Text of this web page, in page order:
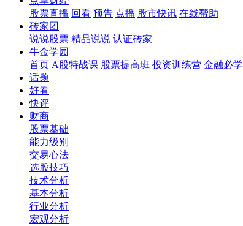
股票直播 回看 预告 点播 股市快讯 在线帮助
砖家团
说说股票 精品说说 认证砖家
牛金学园
首页 A股特战课 股票提高班 投资训练营 金融必学
话题
好看
快评
财商
股票基础
能力级别
交易心法
选股技巧
技术分析
基本分析
行业分析
宏观分析